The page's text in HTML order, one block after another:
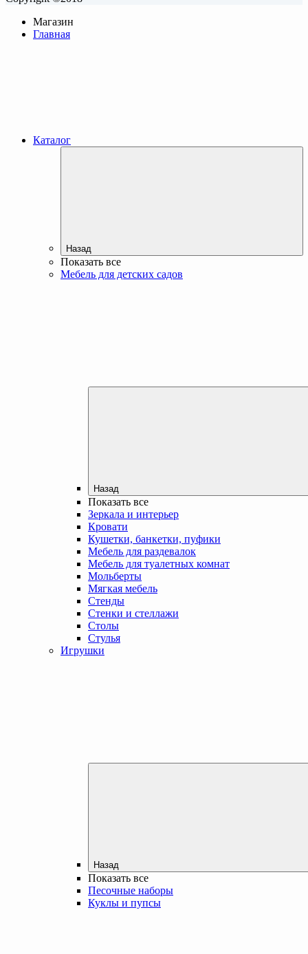
Магазин
Главная
Каталог
Назад
Показать все
Мебель для детских садов
Назад
Показать все
Зеркала и интерьер
Кровати
Кушетки, банкетки, пуфики
Мебель для раздевалок
Мебель для туалетных комнат
Мольберты
Мягкая мебель
Стенды
Стенки и стеллажи
Столы
Стулья
Игрушки
Назад
Показать все
Песочные наборы
Куклы и пупсы